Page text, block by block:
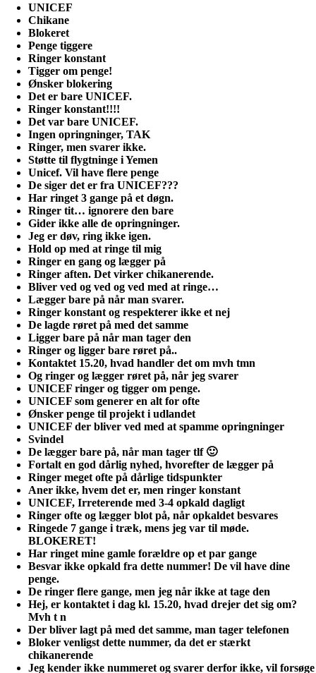
UNICEF
Chikane
Blokeret
Penge tiggere
Ringer konstant
Tigger om penge!
Ønsker blokering
Det er bare UNICEF.
Ringer konstant!!!!
Det var bare UNICEF.
Ingen opringninger, TAK
Ringer, men svarer ikke.
Støtte til flygtninge i Yemen
Unicef. Vil have flere penge
De siger det er fra UNICEF???
Har ringet 3 gange på et døgn.
Ringer tit… ignorere den bare
Gider ikke alle de opringninger.
Jeg er døv, ring ikke igen.
Hold op med at ringe til mig
Ringer en gang og lægger på
Ringer aften. Det virker chikanerende.
Bliver ved og ved og ved med at ringe…
Lægger bare på når man svarer.
Ringer konstant og respekterer ikke et nej
De lagde røret på med det samme
Ligger bare på når man tager den
Ringer og ligger bare røret på..
Kontaktet 15.20, hvad handler det om mvh tmn
Og ringer og lægger røret på, når jeg svarer
UNICEF ringer og tigger om penge.
UNICEF som generer en alt for ofte
Ønsker penge til projekt i udlandet
UNICEF der bliver ved med at spamme opringninger
Svindel
De lægger bare på, når man tager tlf 🙂
Fortalt en god dårlig nyhed, hvorefter de lægger på
Ringer meget ofte på dårlige tidspunkter
Aner ikke, hvem det er, men ringer konstant
UNICEF, Irreterende med 3-4 opkald dagligt
Ringer ofte og lægger blot på, når opkaldet besvares
Ringede 7 gange i træk, mens jeg var til møde.
BLOKERET!
Har ringet mine gamle forældre op et par gange
Besvar ikke opkald fra dette nummer! De vil have dine
penge.
De ringer flere gange, men jeg når ikke at tage den
Hej, er kontaktet i dag kl. 15.20, hvad drejer det sig om?
Mvh t n
Der bliver lagt på med det samme, man tager telefonen
Bloker venligst dette nummer, da det er stærkt
chikanerende
Jeg kender ikke nummeret og svarer derfor ikke, vil forsøge